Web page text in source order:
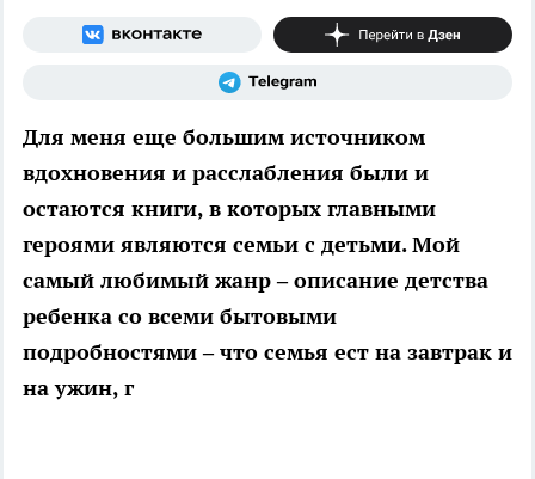
Для меня еще большим источником
вдохновения и расслабления были и
остаются книги, в которых главными
героями являются семьи с детьми. Мой
самый любимый жанр – описание детства
ребенка со всеми бытовыми
подробностями – что семья ест на завтрак и
на ужин, г